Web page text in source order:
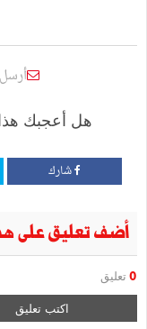
هل أعجبك
شارك
أضف تعليق على
0 تعليق
اكتب تعليق